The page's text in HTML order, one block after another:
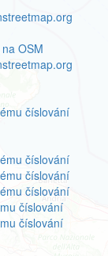
OSM
číslování
číslování
číslování
číslování
číslování
číslování